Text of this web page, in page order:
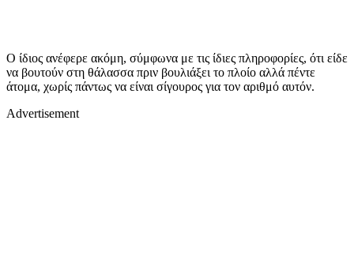
Ο ίδιος ανέφερε ακόμη, σύμφωνα με τις ίδιες πληροφορίες, ότι είδε
να βουτούν στη θάλασσα πριν βουλιάξει το πλοίο αλλά πέντε
άτομα, χωρίς πάντως να είναι σίγουρος για τον αριθμό αυτόν.
Advertisement